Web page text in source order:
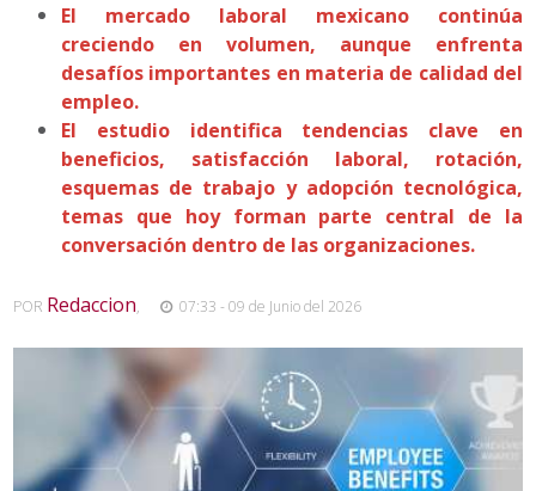
El mercado laboral mexicano continúa
creciendo en volumen, aunque enfrenta
desafíos importantes en materia de calidad del
empleo.
El estudio identifica tendencias clave en
beneficios, satisfacción laboral, rotación,
esquemas de trabajo y adopción tecnológica,
temas que hoy forman parte central de la
conversación dentro de las organizaciones.
POR Redaccion, 07:33 - 09 de Junio del 2026